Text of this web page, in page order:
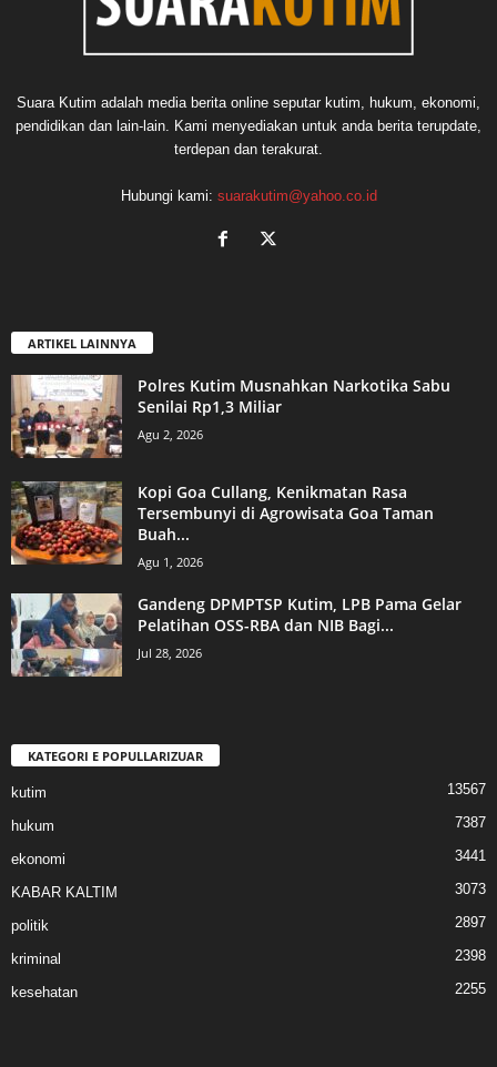
Suara Kutim adalah media berita online seputar kutim, hukum, ekonomi,
pendidikan dan lain-lain. Kami menyediakan untuk anda berita terupdate,
terdepan dan terakurat.
Hubungi kami: suarakutim@yahoo.co.id
ARTIKEL LAINNYA
Polres Kutim Musnahkan Narkotika Sabu
Senilai Rp1,3 Miliar
Agu 2, 2026
Kopi Goa Cullang, Kenikmatan Rasa
Tersembunyi di Agrowisata Goa Taman
Buah...
Agu 1, 2026
Gandeng DPMPTSP Kutim, LPB Pama Gelar
Pelatihan OSS-RBA dan NIB Bagi...
Jul 28, 2026
KATEGORI E POPULLARIZUAR
kutim 13567
hukum 7387
ekonomi 3441
KABAR KALTIM 3073
politik 2897
kriminal 2398
kesehatan 2255